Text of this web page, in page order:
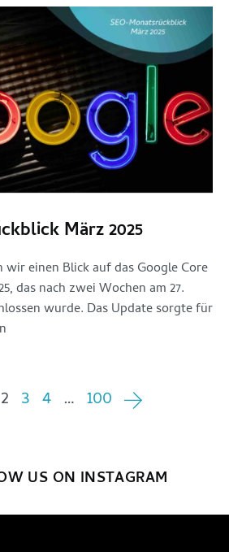
März 2025
einen Blick auf das Google Core
das nach zwei Wochen am 27.
wurde. Das Update sorgte für
2 3 4 … 100
US ON INSTAGRAM